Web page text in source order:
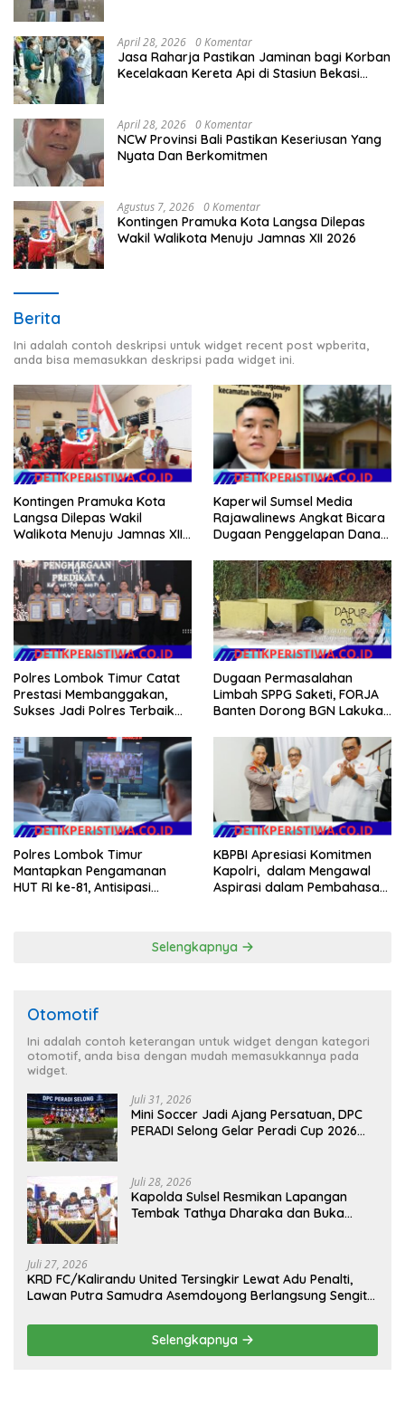
April 28, 2026 0 Komentar
Jasa Raharja Pastikan Jaminan bagi Korban
Kecelakaan Kereta Api di Stasiun Bekasi
April 28, 2026 0 Komentar
NCW Provinsi Bali Pastikan Keseriusan Yang
Nyata Dan Berkomitmen
Agustus 7, 2026 0 Komentar
Kontingen Pramuka Kota Langsa Dilepas
Wakil Walikota Menuju Jamnas XII 2026
Berita
Ini adalah contoh deskripsi untuk widget recent post wpberita,
anda bisa memasukkan deskripsi pada widget ini.
Kontingen Pramuka Kota
Langsa Dilepas Wakil
Walikota Menuju Jamnas XII
Kaperwil Sumsel Media
Rajawalinews Angkat Bicara
Dugaan Penggelapan Dana
Argomulyo Belitang Jaya
Hilang 3 Bulan Bawa
Anggaran Pembangunan
Polres Lombok Timur Catat
Prestasi Membanggakan,
Sukses Jadi Polres Terbaik
NTB
Dugaan Permasalahan
Limbah SPPG Saketi, FORJA
Banten Dorong BGN Lakukan
Polres Lombok Timur
Mantapkan Pengamanan
HUT RI ke-81, Antisipasi
KBPBI Apresiasi Komitmen
Kapolri, dalam Mengawal
Aspirasi dalam Pembahasan
Selengkapnya
Otomotif
Ini adalah contoh keterangan untuk widget dengan kategori
otomotif, anda bisa dengan mudah memasukkannya pada
widget.
Juli 31, 2026
Mini Soccer Jadi Ajang Persatuan, DPC
PERADI Selong Gelar Peradi Cup 2026
Juli 28, 2026
Kapolda Sulsel Resmikan Lapangan
Tembak Tathya Dharaka dan Buka
Juli 27, 2026
KRD FC/Kalirandu United Tersingkir Lewat Adu Penalti,
Lawan Putra Samudra Asemdoyong Berlangsung Sengit
Selengkapnya